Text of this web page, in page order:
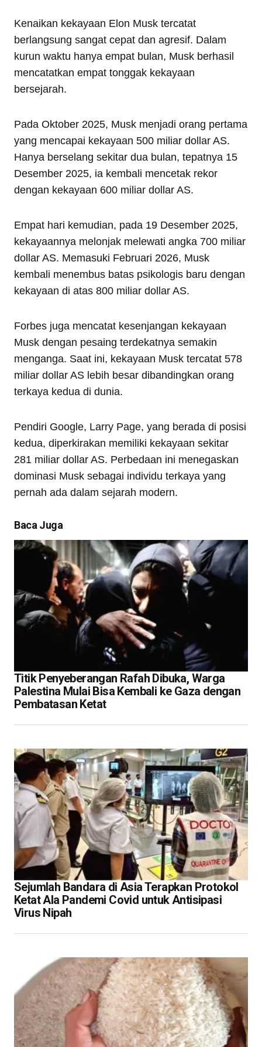
Kenaikan kekayaan Elon Musk tercatat
berlangsung sangat cepat dan agresif. Dalam
kurun waktu hanya empat bulan, Musk berhasil
mencatatkan empat tonggak kekayaan
bersejarah.
Pada Oktober 2025, Musk menjadi orang pertama
yang mencapai kekayaan 500 miliar dollar AS.
Hanya berselang sekitar dua bulan, tepatnya 15
Desember 2025, ia kembali mencetak rekor
dengan kekayaan 600 miliar dollar AS.
Empat hari kemudian, pada 19 Desember 2025,
kekayaannya melonjak melewati angka 700 miliar
dollar AS. Memasuki Februari 2026, Musk
kembali menembus batas psikologis baru dengan
kekayaan di atas 800 miliar dollar AS.
Forbes juga mencatat kesenjangan kekayaan
Musk dengan pesaing terdekatnya semakin
menganga. Saat ini, kekayaan Musk tercatat 578
miliar dollar AS lebih besar dibandingkan orang
terkaya kedua di dunia.
Pendiri Google, Larry Page, yang berada di posisi
kedua, diperkirakan memiliki kekayaan sekitar
281 miliar dollar AS. Perbedaan ini menegaskan
dominasi Musk sebagai individu terkaya yang
pernah ada dalam sejarah modern.
Baca Juga
Titik Penyeberangan Rafah Dibuka, Warga
Palestina Mulai Bisa Kembali ke Gaza dengan
Pembatasan Ketat
Sejumlah Bandara di Asia Terapkan Protokol
Ketat Ala Pandemi Covid untuk Antisipasi
Virus Nipah